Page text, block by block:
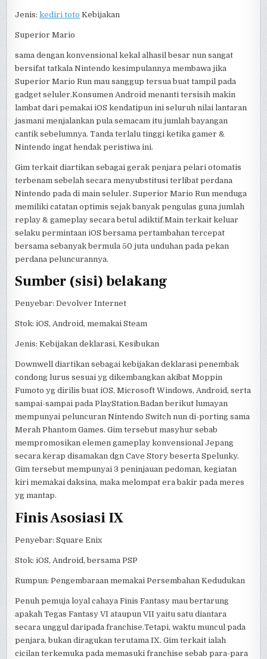
Jenis:kediri toto Kebijakan
Superior Mario
sama dengan konvensional kekal alhasil besar nun sangat
bersifat tatkala Nintendo kesimpulannya membawa jika
Superior Mario Run mau sanggup tersua buat tampil pada
gadget seluler.Konsumen Android menanti tersisih makin
lambat dari pemakai iOS kendatipun ini seluruh nilai lantaran
jasmani menjalankan pula semacam itu jumlah bayangan
cantik sebelumnya. Tanda terlalu tinggi ketika gamer &
Nintendo ingat hendak peristiwa ini.
Gim terkait diartikan sebagai gerak penjara pelari otomatis
terbenam sebelah secara menyubstitusi terlibat perdana
Nintendo pada di main seluler. Superior Mario Run menduga
memiliki catatan optimis sejak banyak pengulas guna jumlah
replay & gameplay secara betul adiktif.Main terkait keluar
selaku permintaan iOS bersama pertambahan tercepat
bersama sebanyak bermula 50 juta unduhan pada pekan
perdana peluncurannya.
Sumber (sisi) belakang
Penyebar: Devolver Internet
Stok: iOS, Android, memakai Steam
Jenis: Kebijakan deklarasi, Kesibukan
Downwell diartikan sebagai kebijakan deklarasi penembak
condong lurus sesuai yg dikembangkan akibat Moppin
Fumoto yg dirilis buat iOS, Microsoft Windows, Android, serta
sampai-sampai pada PlayStation.Badan berikut lumayan
mempunyai peluncuran Nintendo Switch nun di-porting sama
Merah Phantom Games. Gim tersebut masyhur sebab
mempromosikan elemen gameplay konvensional Jepang
secara kerap disamakan dgn Cave Story beserta Spelunky.
Gim tersebut mempunyai 3 peninjauan pedoman, kegiatan
kiri memakai daksina, maka melompat era bakir pada meres
yg mantap.
Finis Asosiasi IX
Penyebar: Square Enix
Stok: iOS, Android, bersama PSP
Rumpun: Pengembaraan memakai Persembahan Kedudukan
Penuh pemuja loyal cahaya Finis Fantasy mau bertarung
apakah Tegas Fantasy VI ataupun VII yaitu satu diantara
secara unggul daripada franchise.Tetapi, waktu muncul pada
penjara, bukan diragukan terutama IX. Gim terkait ialah
cicilan terkemuka pada memasuki franchise sebab para-para